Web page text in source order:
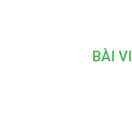
BÀI